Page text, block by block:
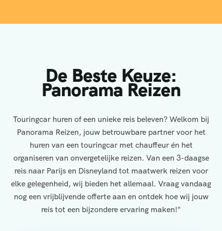
De Beste Keuze:
Panorama Reizen
Touringcar huren of een unieke reis beleven? Welkom bij
Panorama Reizen, jouw betrouwbare partner voor het
huren van een touringcar met chauffeur én het
organiseren van onvergetelijke reizen. Van een 3-daagse
reis naar Parijs en Disneyland tot maatwerk reizen voor
elke gelegenheid, wij bieden het allemaal. Vraag vandaag
nog een vrijblijvende offerte aan en ontdek hoe wij jouw
reis tot een bijzondere ervaring maken!"